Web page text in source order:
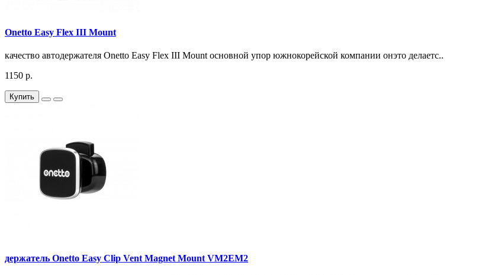
Onetto Easy Flex III Mount
качество автодержателя Onetto Easy Flex III Mount основной упор южнокорейской компании онэто делаетс..
1150 р.
Купить
держатель Onetto Easy Clip Vent Magnet Mount VM2EM2